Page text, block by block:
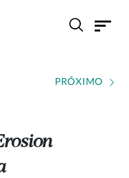
PRÓXIMO